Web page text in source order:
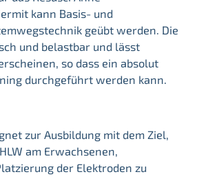
kann Basis- und
geübt werden. Die
und belastbar und lässt
so dass ein absolut
durchgeführt werden kann.
zur Ausbildung mit dem Ziel,
am Erwachsenen,
der Elektroden zu